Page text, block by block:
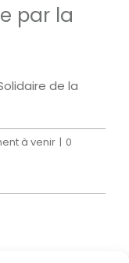
par la
de la
à venir | 0